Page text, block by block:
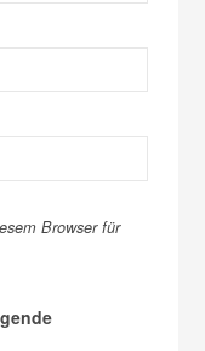
Browser für